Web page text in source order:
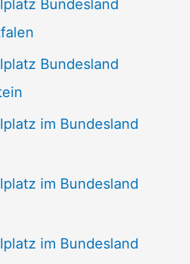
Bundesland
Bundesland
im Bundesland
im Bundesland
im Bundesland